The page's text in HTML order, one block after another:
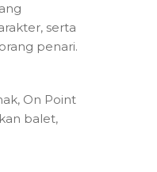
serta
penari.
, On Point
balet,